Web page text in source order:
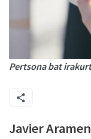
Pertsona bat
Javier